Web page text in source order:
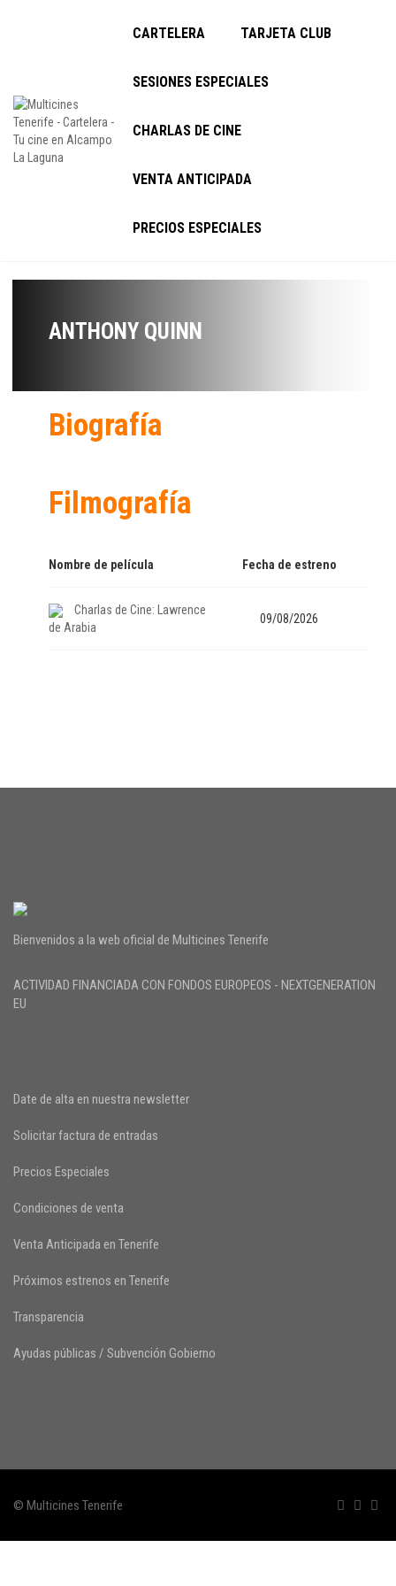
CARTELERA TARJETA CLUB
SESIONES ESPECIALES
CHARLAS DE CINE
VENTA ANTICIPADA
PRECIOS ESPECIALES
ANTHONY QUINN
Biografía
Filmografía
Nombre de película Fecha de estreno
Charlas de Cine: Lawrence
de Arabia
09/08/2026
Bienvenidos a la web oficial de Multicines Tenerife
ACTIVIDAD FINANCIADA CON FONDOS EUROPEOS - NEXTGENERATION
EU
Date de alta en nuestra newsletter
Solicitar factura de entradas
Precios Especiales
Condiciones de venta
Venta Anticipada en Tenerife
Próximos estrenos en Tenerife
Transparencia
Ayudas públicas / Subvención Gobierno
© Multicines Tenerife